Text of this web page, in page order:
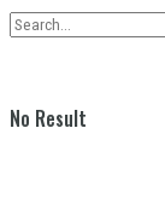
No Result